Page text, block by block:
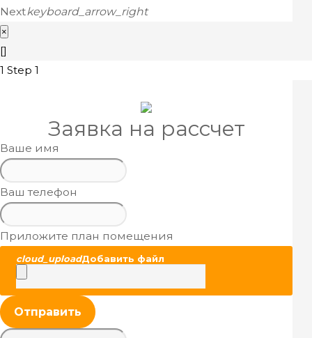
Nextkeyboard_arrow_right
×
[]
1 Step 1
Заявка на рассчет
Ваше имя
Ваш телефон
Приложите план помещения
cloud_uploadДобавить файл
Отправить